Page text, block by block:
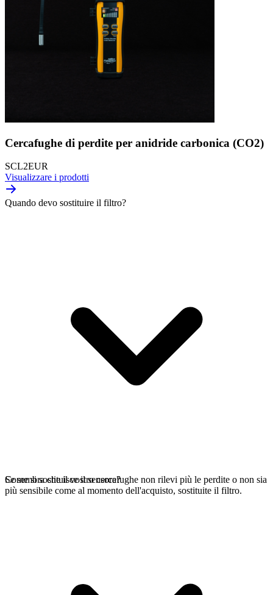
Cercafughe di perdite per anidride carbonica (CO2)
SCL2EUR
Visualizzare i prodotti
Quando devo sostituire il filtro?
Se sembra che il vostro cercafughe non rilevi più le perdite o non sia
più sensibile come al momento dell'acquisto, sostituite il filtro.
Come si sostituisce il sensore?